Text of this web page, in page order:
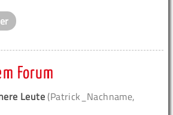
Forum
Leute (Patrick_Nachname,